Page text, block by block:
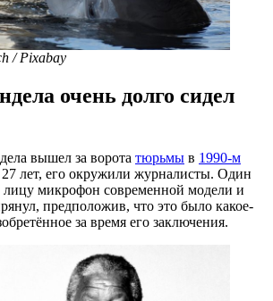
/ Pixabay
очень долго сидел
вышел за ворота тюрьмы в 1990-м
лет, его окружили журналисты. Один
лицу микрофон современной модели и
предположив, что это было какое-
за время его заключения.